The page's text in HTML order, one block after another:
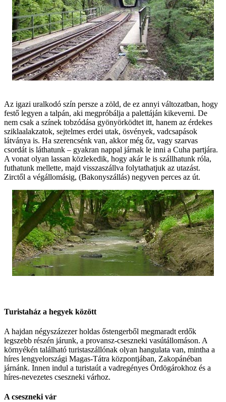
Az igazi uralkodó szín persze a zöld, de ez annyi változatban, hogy
festő legyen a talpán, aki megpróbálja a palettáján kikeverni. De
nem csak a színek tobzódása gyönyörködtet itt, hanem az érdekes
sziklaalakzatok, sejtelmes erdei utak, ösvények, vadcsapások
látványa is. Ha szerencsénk van, akkor még őz, vagy szarvas
csordát is láthatunk – gyakran nappal járnak le inni a Cuha partjára.
A vonat olyan lassan közlekedik, hogy akár le is szállhatunk róla,
futhatunk mellette, majd visszaszállva folytathatjuk az utazást.
Zirctől a végállomásig, (Bakonyszállás) negyven perces az út.
Turistaház a hegyek között
A hajdan négyszázezer holdas őstengerből megmaradt erdők
legszebb részén járunk, a provansz-cseszneki vasútállomáson. A
környékén található turistaszállónak olyan hangulata van, mintha a
híres lengyelországi Magas-Tátra központjában, Zakopánéban
járnánk. Innen indul a turistaút a vadregényes Ördögárokhoz és a
híres-nevezetes cseszneki várhoz.
A cseszneki vár